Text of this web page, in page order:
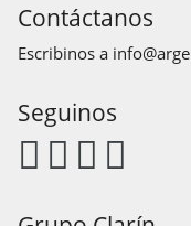
Contáctanos
Escribinos a
Seguinos